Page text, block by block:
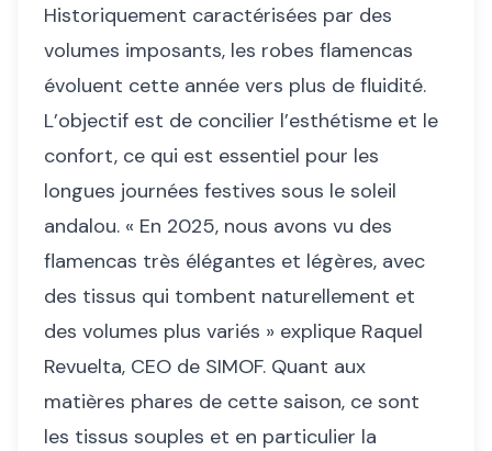
Historiquement caractérisées par des
volumes imposants, les robes flamencas
évoluent cette année vers plus de fluidité.
L’objectif est de concilier l’esthétisme et le
confort, ce qui est essentiel pour les
longues journées festives sous le soleil
andalou. « En 2025, nous avons vu des
flamencas très élégantes et légères, avec
des tissus qui tombent naturellement et
des volumes plus variés » explique Raquel
Revuelta, CEO de SIMOF. Quant aux
matières phares de cette saison, ce sont
les tissus souples et en particulier la